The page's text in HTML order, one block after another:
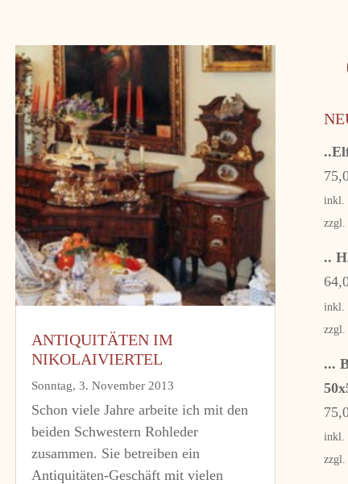
ANTIQUITÄTEN IM
NIKOLAIVIERTEL
Sonntag, 3. November 2013
Schon viele Jahre arbeite ich mit den
beiden Schwestern Rohleder
zusammen. Sie betreiben ein
Antiquitäten-Geschäft mit vielen
inkl.
..
inkl.
...
inkl.